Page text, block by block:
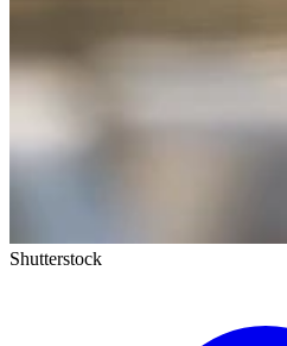
Shutterstock